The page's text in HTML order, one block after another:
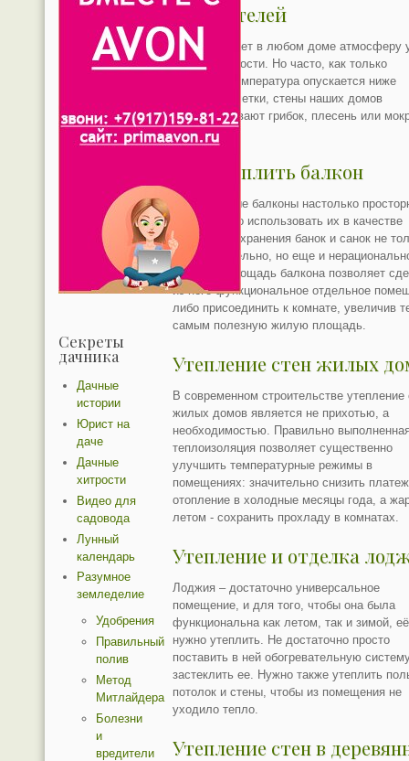
утеплителей
Тепло создает в любом доме атмосферу
и защищенности. Но часто, как только
наружная температура опускается ниже
нулевой отметки, стены наших домов
обезображивают грибок, плесень или
пятна.
Чем утеплить балкон
Современные балконы настолько
красивы, что использовать их в качестве
склада для хранения банок и санок не
непозволительно, но еще и
Большая площадь балкона позволяет
из него функциональное отдельное
либо присоединить к комнате, увеличив
самым полезную жилую площадь.
Утепление стен жилых
В современном строительстве утепление
жилых домов является не прихотью, а
необходимостью. Правильно
теплоизоляция позволяет существенно
улучшить температурные режимы в
помещениях: значительно снизить
отопление в холодные месяцы года, а
летом - сохранить прохладу в комнатах.
Утепление и отделка
Лоджия – достаточно универсальное
помещение, и для того, чтобы она была
функциональна как летом, так и зимой, её
нужно утеплить. Не достаточно просто
поставить в ней обогревательную
застеклить ее. Нужно также утеплить
потолок и стены, чтобы из помещения не
уходило тепло.
Утепление стен в
Секреты
дачника
Дачные
истории
Юрист на
даче
Дачные
хитрости
Видео для
садовода
Лунный
календарь
Разумное
земледелие
Удобрения
Правильный
полив
Метод
Митлайдера
Болезни
и
вредители